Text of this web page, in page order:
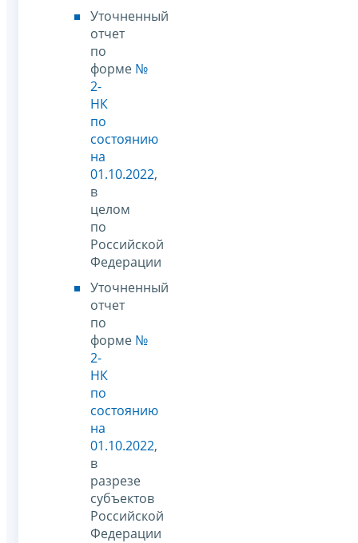
Уточненный
отчет
по
форме №
2-
НК
по
состоянию
на
01.10.2022,
в
целом
по
Российской
Федерации
Уточненный
отчет
по
форме №
2-
НК
по
состоянию
на
01.10.2022,
в
разрезе
субъектов
Российской
Федерации